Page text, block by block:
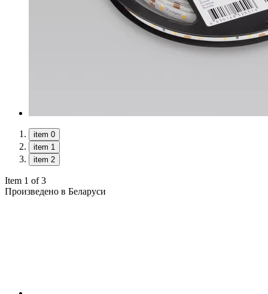
item 0
item 1
item 2
Item 1 of 3
Произведено в Беларуси